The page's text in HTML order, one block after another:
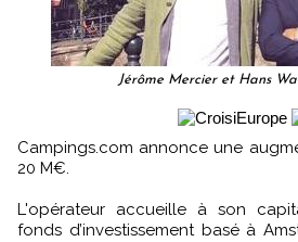
Jérôme Mercier et Hans
Campings.com annonce une augmentation de capital de
20 M€.
L'opérateur accueille à son
fonds d’investissement basé à